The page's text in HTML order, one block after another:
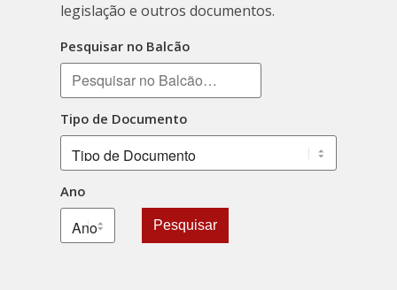
legislação e outros documentos.
Pesquisar no Balcão
Tipo de Documento
Ano
Pesquisar